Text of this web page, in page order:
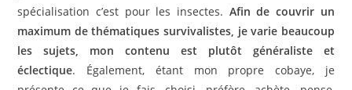
spécialisation c’est pour les insectes. Afin de couvrir un
maximum de thématiques survivalistes, je varie beaucoup
les sujets, mon contenu est plutôt généraliste et
éclectique. Également, étant mon propre cobaye, je